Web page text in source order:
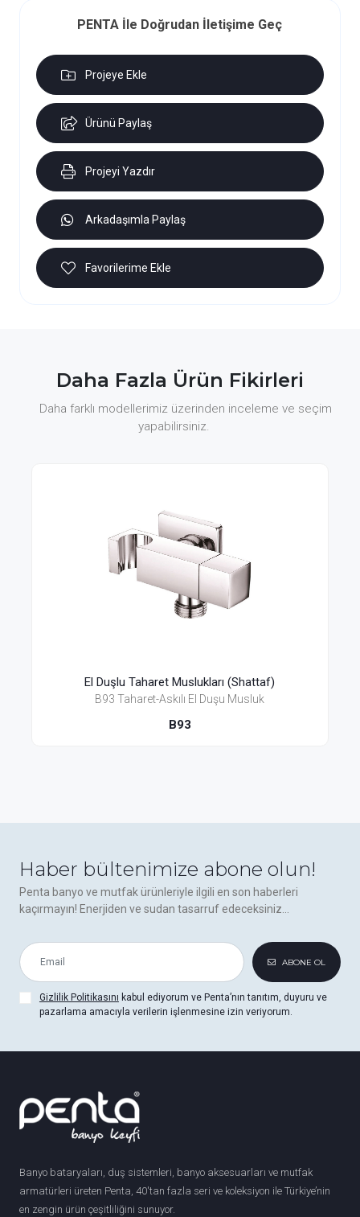
PENTA İle Doğrudan İletişime Geç
Projeye Ekle
Ürünü Paylaş
Projeyi Yazdır
Arkadaşımla Paylaş
Favorilerime Ekle
Daha Fazla Ürün Fikirleri
Daha farklı modellerimiz üzerinden inceleme ve seçim
yapabilirsiniz.
El Duşlu Taharet Muslukları (Shattaf)
B93 Taharet-Askılı El Duşu Musluk
B93
Haber bültenimize abone olun!
Penta banyo ve mutfak ürünleriyle ilgili en son haberleri
kaçırmayın! Enerjiden ve sudan tasarruf edeceksiniz...
ABONE OL
Gizlilik Politikasını kabul ediyorum ve Penta’nın tanıtım, duyuru ve
pazarlama amacıyla verilerin işlenmesine izin veriyorum.
Banyo bataryaları, duş sistemleri, banyo aksesuarları ve mutfak
armatürleri üreten Penta, 40'tan fazla seri ve koleksiyon ile Türkiye’nin
en zengin ürün çeşitliliğini sunuyor.